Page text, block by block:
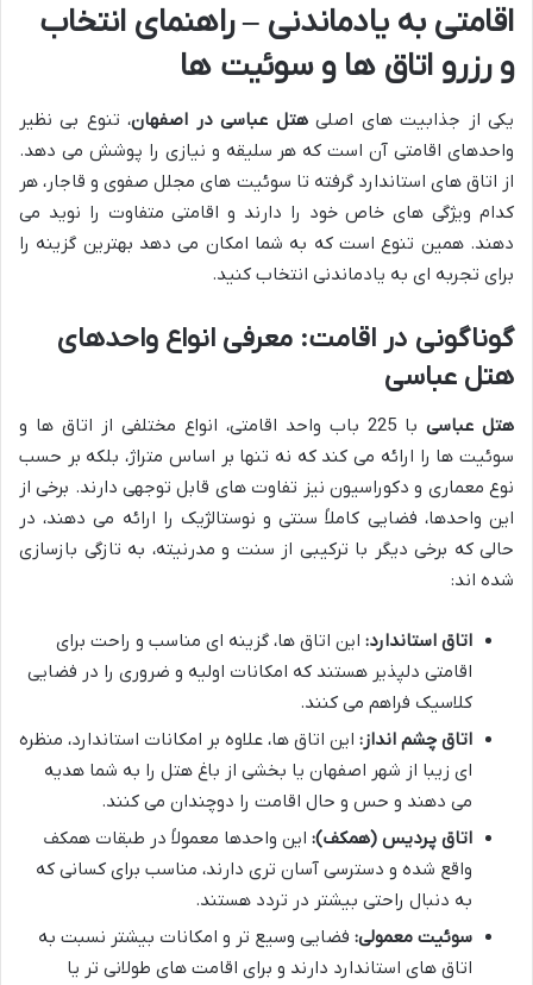
اقامتی به یادماندنی – راهنمای انتخاب
و رزرو اتاق ها و سوئیت ها
یکی از جذابیت های اصلیهتل عباسی در اصفهان، تنوع بی نظیر
واحدهای اقامتی آن است که هر سلیقه و نیازی را پوشش می دهد.
از اتاق های استاندارد گرفته تا سوئیت های مجلل صفوی و قاجار، هر
کدام ویژگی های خاص خود را دارند و اقامتی متفاوت را نوید می
دهند. همین تنوع است که به شما امکان می دهد بهترین گزینه را
برای تجربه ای به یادماندنی انتخاب کنید.
گوناگونی در اقامت: معرفی انواع واحدهای
هتل عباسی
هتل عباسی
با 225 باب واحد اقامتی، انواع مختلفی از اتاق ها و
سوئیت ها را ارائه می کند که نه تنها بر اساس متراژ، بلکه بر حسب
نوع معماری و دکوراسیون نیز تفاوت های قابل توجهی دارند. برخی از
این واحدها، فضایی کاملاً سنتی و نوستالژیک را ارائه می دهند، در
حالی که برخی دیگر با ترکیبی از سنت و مدرنیته، به تازگی بازسازی
شده اند:
اتاق استاندارد: این اتاق ها، گزینه ای مناسب و راحت برای
اقامتی دلپذیر هستند که امکانات اولیه و ضروری را در فضایی
کلاسیک فراهم می کنند.
اتاق چشم انداز: این اتاق ها، علاوه بر امکانات استاندارد، منظره
ای زیبا از شهر اصفهان یا بخشی از باغ هتل را به شما هدیه
می دهند و حس و حال اقامت را دوچندان می کنند.
اتاق پردیس (همکف): این واحدها معمولاً در طبقات همکف
واقع شده و دسترسی آسان تری دارند، مناسب برای کسانی که
به دنبال راحتی بیشتر در تردد هستند.
سوئیت معمولی: فضایی وسیع تر و امکانات بیشتر نسبت به
اتاق های استاندارد دارند و برای اقامت های طولانی تر یا